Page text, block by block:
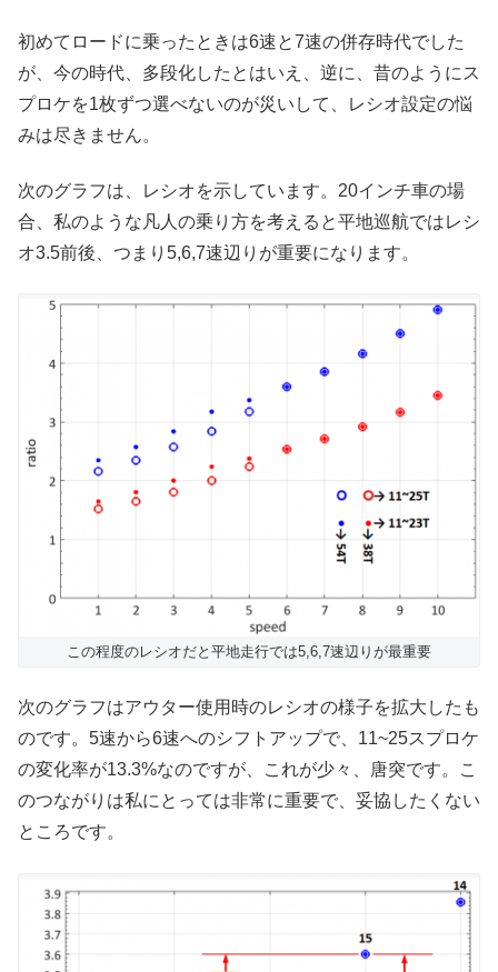
初めてロードに乗ったときは6速と7速の併存時代でした
が、今の時代、多段化したとはいえ、逆に、昔のようにス
プロケを1枚ずつ選べないのが災いして、レシオ設定の悩
みは尽きません。
次のグラフは、レシオを示しています。20インチ車の場
合、私のような凡人の乗り方を考えると平地巡航ではレシ
オ3.5前後、つまり5,6,7速辺りが重要になります。
この程度のレシオだと平地走行では5,6,7速辺りが最重要
次のグラフはアウター使用時のレシオの様子を拡大したも
のです。5速から6速へのシフトアップで、11~25スプロケ
の変化率が13.3%なのですが、これが少々、唐突です。こ
のつながりは私にとっては非常に重要で、妥協したくない
ところです。